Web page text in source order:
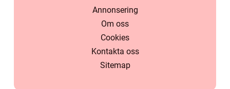
Annonsering
Om oss
Cookies
Kontakta oss
Sitemap